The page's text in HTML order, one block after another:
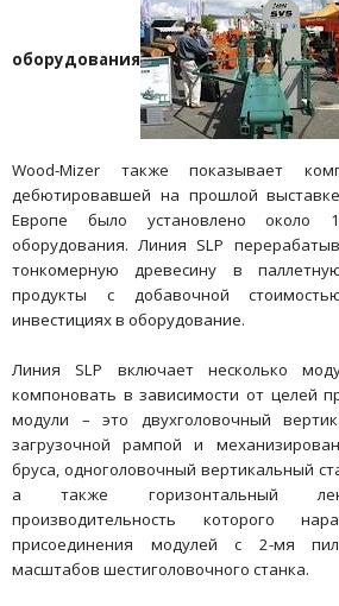
оборудования
Wood-Mizer также показывает
дебютировавшей на прошлой выставке
Европе было установлено около
оборудования. Линия SLP
тонкомерную древесину в
продукты с добавочной
инвестициях в оборудование.
Линия SLP включает несколько
компоновать в зависимости от целей
модули – это двухголовочный
загрузочной рампой и
бруса, одноголовочный вертикальный
а также горизонтальный
производительность которого
присоединения модулей с 2-мя
масштабов шестиголовочного станка.